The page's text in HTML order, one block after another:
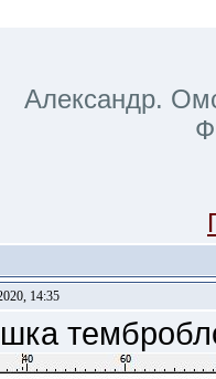
Александр.
14:35